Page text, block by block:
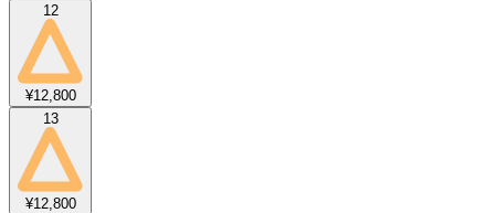
12
¥12,800
13
¥12,800